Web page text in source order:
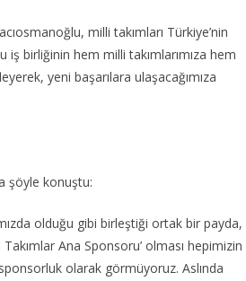
milli takımları Türkiye’nin
birliğinin hem milli takımlarımıza hem
yeni başarılara ulaşacağımıza
şöyle konuştu:
olduğu gibi birleştiği ortak bir payda,
Ana Sponsoru’ olması hepimizin
olarak görmüyoruz. Aslında